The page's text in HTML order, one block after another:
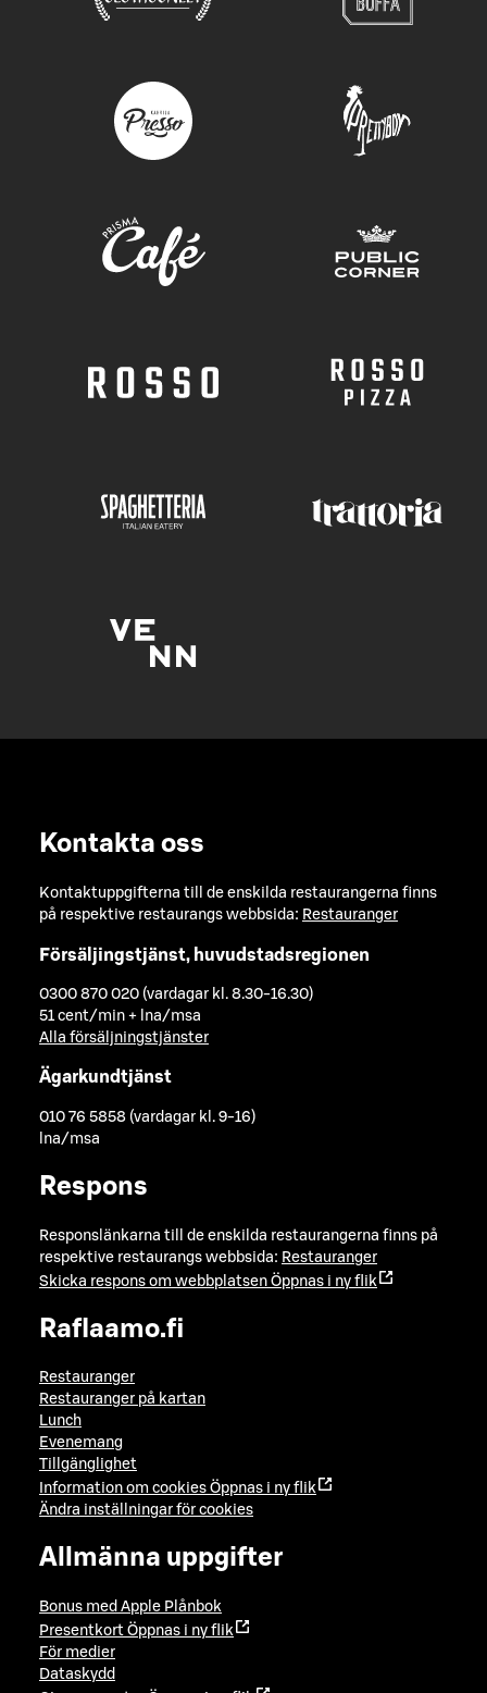
Kontakta oss
Kontaktuppgifterna till de enskilda restaurangerna finns
på respektive restaurangs webbsida: Restauranger
Försäljingstjänst, huvudstadsregionen
0300 870 020 (vardagar kl. 8.30-16.30)
51 cent/min + lna/msa
Alla försäljningstjänster
Ägarkundtjänst
010 76 5858 (vardagar kl. 9-16)
lna/msa
Respons
Responslänkarna till de enskilda restaurangerna finns på
respektive restaurangs webbsida: Restauranger
Skicka respons om webbplatsen Öppnas i ny flik
Raflaamo.fi
Restauranger
Restauranger på kartan
Lunch
Evenemang
Tillgänglighet
Information om cookies Öppnas i ny flik
Ändra inställningar för cookies
Allmänna uppgifter
Bonus med Apple Plånbok
Presentkort Öppnas i ny flik
För medier
Dataskydd